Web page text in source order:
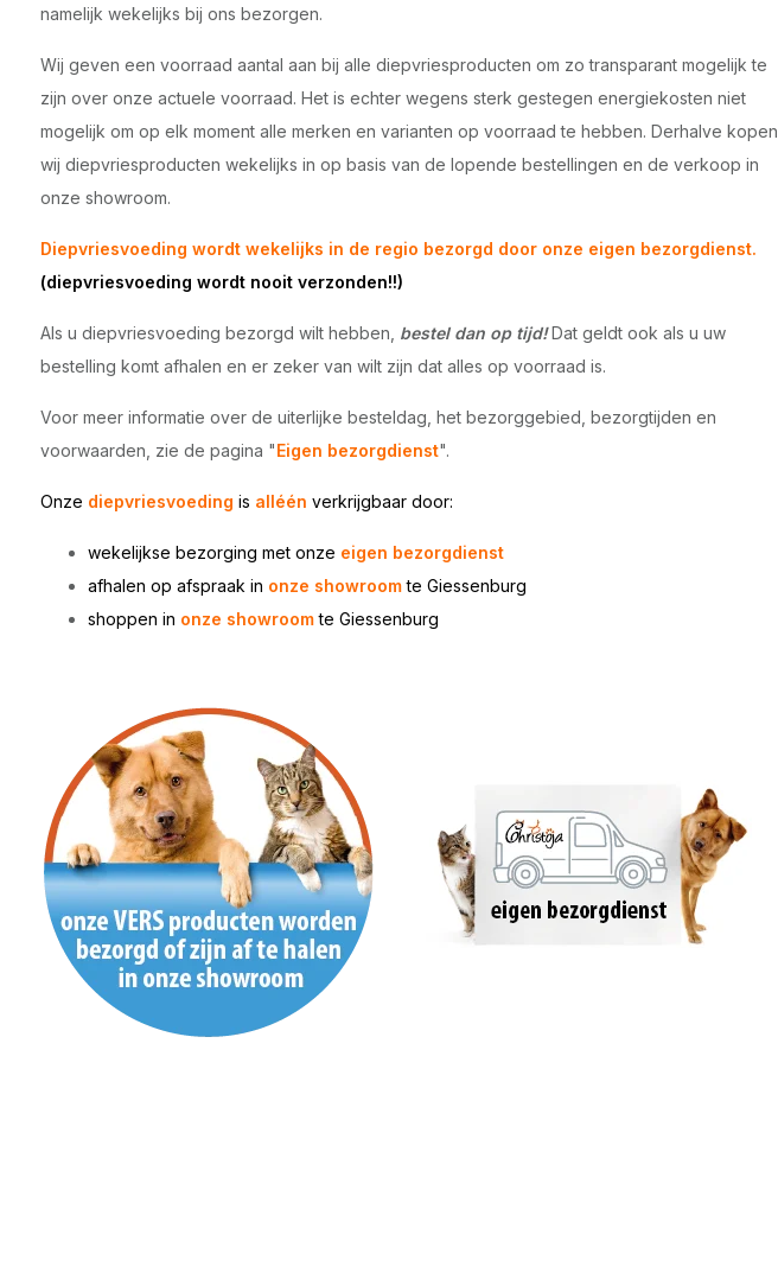
namelijk wekelijks bij ons bezorgen.
Wij geven een voorraad aantal aan bij alle diepvriesproducten om zo transparant mogelijk te
zijn over onze actuele voorraad. Het is echter wegens sterk gestegen energiekosten niet
mogelijk om op elk moment alle merken en varianten op voorraad te hebben. Derhalve kopen
wij diepvriesproducten wekelijks in op basis van de lopende bestellingen en de verkoop in
onze showroom.
Diepvriesvoeding wordt wekelijks in de regio bezorgd door onze eigen bezorgdienst.
(diepvriesvoeding wordt nooit verzonden!!)
Als u diepvriesvoeding bezorgd wilt hebben, bestel dan op tijd!Dat geldt ook als u uw
bestelling komt afhalen en er zeker van wilt zijn dat alles op voorraad is.
Voor meer informatie over de uiterlijke besteldag, het bezorggebied, bezorgtijden en
voorwaarden, zie de pagina "Eigen bezorgdienst".
Onze diepvriesvoeding is alléén verkrijgbaar door:
wekelijkse bezorging met onze eigen bezorgdienst
afhalen op afspraak in onze showroomte Giessenburg
shoppen in onze showroomte Giessenburg